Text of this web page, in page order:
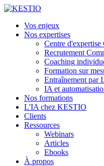
Vos enjeux
Nos expertises
Centre
Recrutement
Coaching
Formation sur
Entraînement par
IA et
Nos formations
L'IA chez KESTIO
Clients
Ressources
Webinars
Articles
Ebooks
À propos